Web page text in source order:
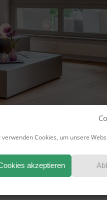
verwenden Cookies, um unsere
akzeptieren